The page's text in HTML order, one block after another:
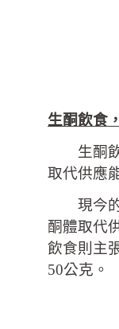
生酮飲食
生酮飲
取代供應
現今的
酮體取代
飲食則主
50公克。